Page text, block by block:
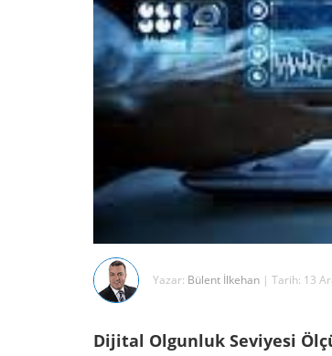
Yazar: Bülent İlkehan | Tarih: 13
Dijital Olgunluk Seviyesi